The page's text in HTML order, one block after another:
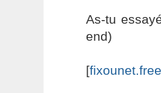
As-tu
end)
[